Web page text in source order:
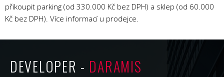
přikoupit parking (od 330.000 Kč bez DPH) a sklep (od 60.000
Kč bez DPH). Více informací u prodejce.
DEVELOPER - DARAMIS